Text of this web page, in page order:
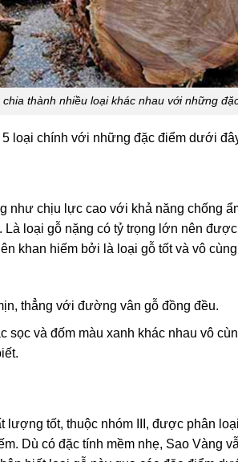
thành nhiều loại khác nhau với những
loại chính với những đặc điểm dưới
như chịu lực cao với khả năng chống
Là loại gỗ nặng có tỷ trọng lớn nên
khan hiếm bởi là loại gỗ tốt và vô
thẳng với đường vân gỗ đồng đều.
và đốm màu xanh khác nhau vô
lượng tốt, thuộc nhóm III, được phân
Dù có đặc tính mềm nhẹ, Sao Vàng